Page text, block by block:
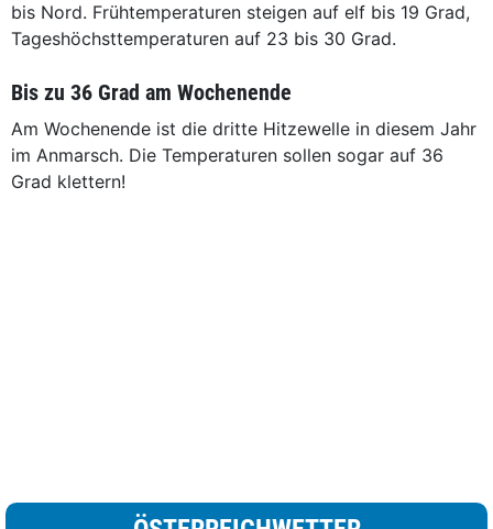
bis Nord. Frühtemperaturen steigen auf elf bis 19 Grad,
Tageshöchsttemperaturen auf 23 bis 30 Grad.
Bis zu 36 Grad am Wochenende
Am Wochenende ist die dritte Hitzewelle in diesem Jahr
im Anmarsch. Die Temperaturen sollen sogar auf 36
Grad klettern!